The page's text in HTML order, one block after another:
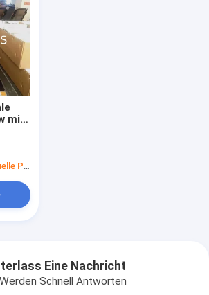
mit
Eine Nachricht
Schnell Antworten